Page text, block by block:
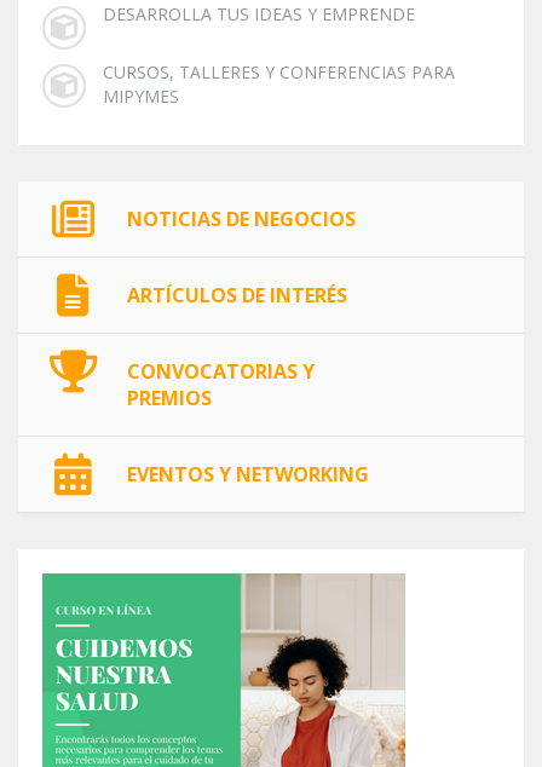
DESARROLLA TUS IDEAS Y EMPRENDE
CURSOS, TALLERES Y CONFERENCIAS PARA
MIPYMES
NOTICIAS DE NEGOCIOS
ARTÍCULOS DE INTERÉS
CONVOCATORIAS Y
PREMIOS
EVENTOS Y NETWORKING